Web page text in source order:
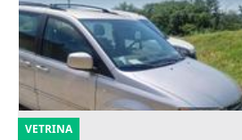
Certaldo (Firenze)
Offerta minima
500 €
02/09/2026
VETRINA